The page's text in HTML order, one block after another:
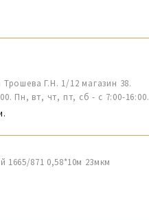
Г.Н. 1/12 магазин 38.
Пн, вт, чт, пт, сб - с 7:00-16:00.
871 0,58*10м 23мкм